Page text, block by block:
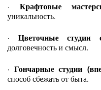
· Крафтовые
уникальность.
· Цветочные студии
долговечность и смысл.
· Гончарные студии
способ сбежать от быта.